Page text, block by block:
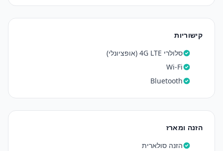
קישוריות
סלולרי 4G LTE (אופציונלי)
Wi-Fi
Bluetooth
הזנה ומארז
הזנה סולארית